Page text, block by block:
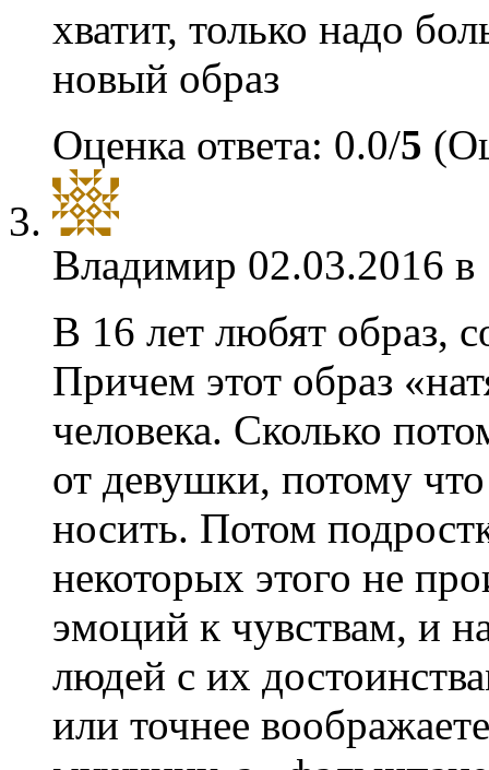
хватит, только надо
новый образ
Оценка ответа: 0.0/5
Владимир 02.03.2016
В 16 лет любят образ,
Причем этот образ
человека. Сколько
от девушки, потому
носить. Потом
некоторых этого не
эмоций к чувствам, и
людей с их
или точнее